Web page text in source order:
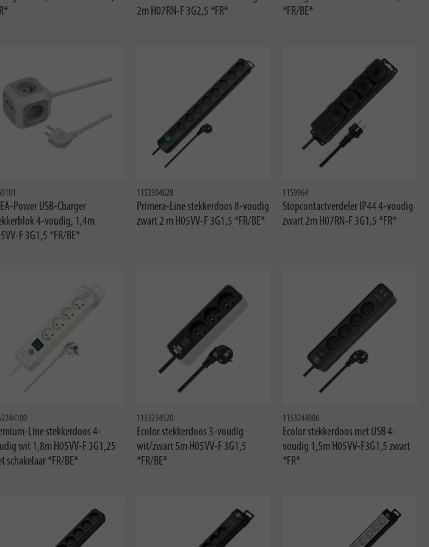
2m H07RN-F 3G2,5 *FR*
*FR/BE*
Power USB-Charger
4-voudig, 1,4m
F 3G1,5 *FR/BE*
1153304028
Primera-Line stekkerdoos 8-voudig
zwart 2 m H05VV-F 3G1,5 *FR/BE*
1159964
Stopcontactverdeler IP44 4-voudig
zwart 2m H07RN-F 3G1,5 *FR*
Line stekkerdoos 4-
wit 1,8m H05VV-F 3G1,25
schakelaar *FR/BE*
1153234520
Ecolor stekkerdoos 3-voudig
wit/zwart 5m H05VV-F 3G1,5
*FR/BE*
1153244006
Ecolor stekkerdoos met USB 4-
voudig 1,5m H05VV-F3G1,5 zwart
*FR*